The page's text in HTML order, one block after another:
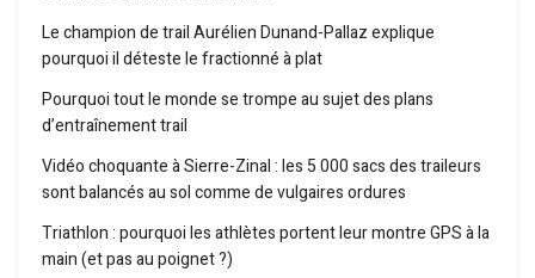
Le champion de trail Aurélien Dunand-Pallaz explique
pourquoi il déteste le fractionné à plat
Pourquoi tout le monde se trompe au sujet des plans
d’entraînement trail
Vidéo choquante à Sierre-Zinal : les 5 000 sacs des traileurs
sont balancés au sol comme de vulgaires ordures
Triathlon : pourquoi les athlètes portent leur montre GPS à la
main (et pas au poignet ?)